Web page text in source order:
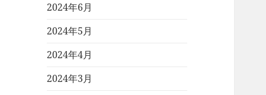
2024年6月
2024年5月
2024年4月
2024年3月